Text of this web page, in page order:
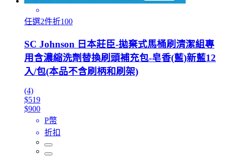
任選2件折100
SC Johnson 日本莊臣-拋棄式馬桶刷清潔組專
用含濃縮洗劑替換刷頭補充包-皂香(藍)新藍12
入/包(本品不含刷柄和刷架)
(4)
$519
$900
P幣
折扣